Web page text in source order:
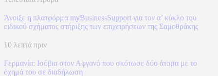
Άνοιξε η πλατφόρμα myBusinessSupport για τον α’ κύκλο του
ειδικού σχήματος στήριξης των επιχειρήσεων της Σαμοθράκης
10 λεπτά πριν
Γερμανία: Ισόβια στον Αφγανό που σκότωσε δύο άτομα με το
όχημά του σε διαδήλωση